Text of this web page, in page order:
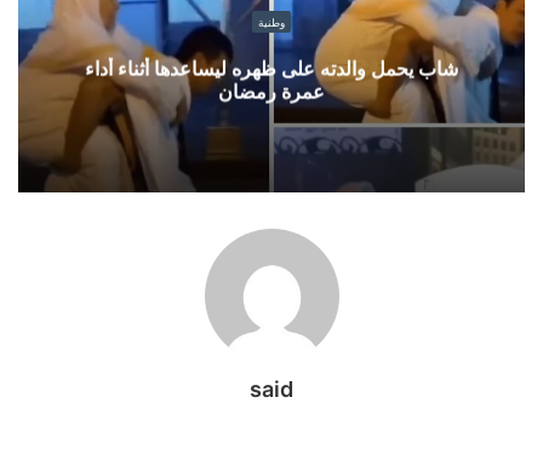
على
ظهره
ليساعدها
أثناء
عمرة
رمضان
وطنية
شاب يحمل والدته على ظهره ليساعدها أثناء أداء
عمرة رمضان
said